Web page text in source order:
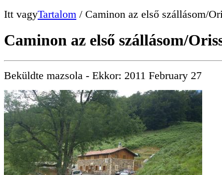
Itt vagyTartalom / Caminon az első szállásom/
Caminon az első szállásom/
Beküldte mazsola - Ekkor: 2011 February 27